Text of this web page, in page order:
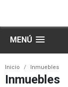
MENÚ
Inicio Inmuebles
Inmuebles